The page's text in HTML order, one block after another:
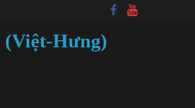
(Việt-Hưng)